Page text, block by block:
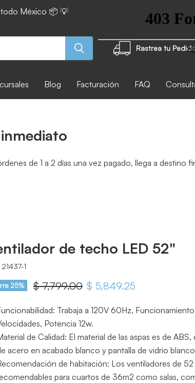
México 📦 💡
Rastrea tu
Blog Facturación FAQ
de 1 a 2 días una vez pagado, llega a destino
de techo LED 52"
21437-1
25% Precio original
$ 7,799.00 Precio actual
$ 5,849.25
Trabaja a 120V 60Hz,
Potencia 12w.
de Calidad: El material de las aspas es de
acero en acabado blanco y pantalla de vidrio
de habitación: Los ventiladores de 52
para cuartos de 36m2 como salas,